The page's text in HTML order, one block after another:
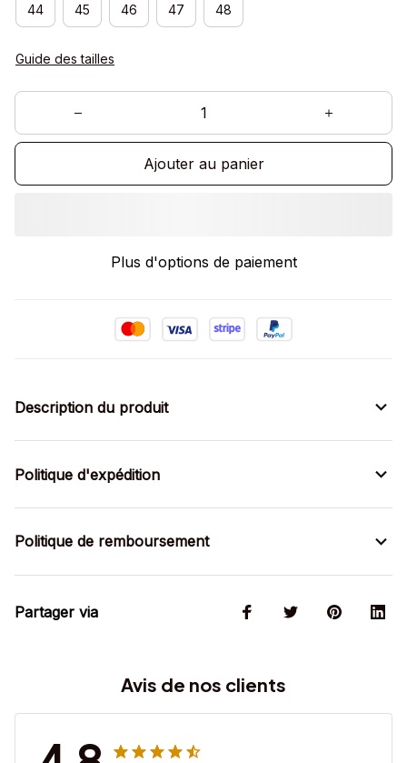
44 45 46 47 48
Guide des tailles
Ajouter au panier
Plus d'options de paiement
Description du produit
Politique d'expédition
Politique de remboursement
Partager via
Avis de nos clients